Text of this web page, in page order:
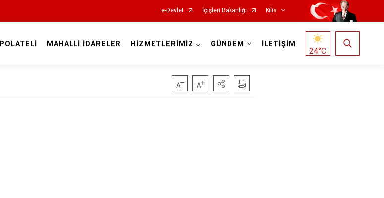
e-Devlet İçişleri Bakanlığı Kilis
POLATELİ MAHALLİ İDARELER HİZMETLERİMİZ GÜNDEM İLETİŞİM
24°C